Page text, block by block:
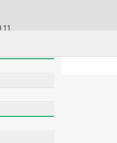
11
Ochrony Danych:
11
przetwarzane są zgodnie z
wynikających z przepisów
kompetencyjnych
umów;
interesów osoby, której